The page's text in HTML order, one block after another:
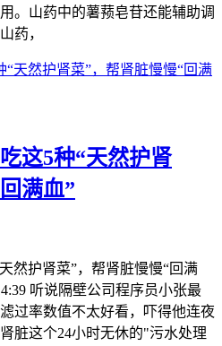
。山药中的薯蓣皂苷还能辅助调
药，
这5种“天然护肾
满血”
然护肾菜”，帮肾脏慢慢“回满
听说隔壁公司程序员小张最
过率数值不太好看，吓得他连夜
脏这个24小时无休的"污水处理